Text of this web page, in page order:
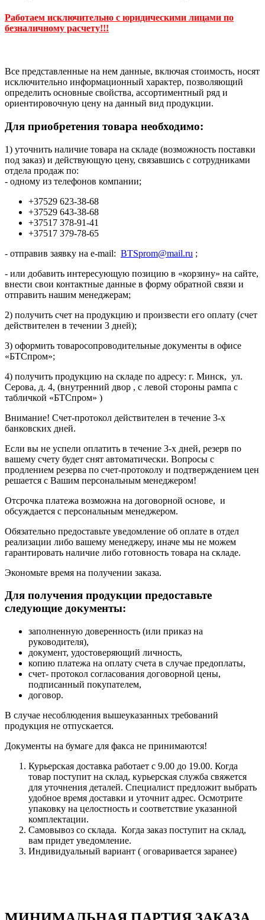
Работаем исключительно с юридическими лицами по
безналичному расчету!!!
Все представленные на нем данные, включая стоимость, носят
исключительно информационный характер, позволяющий
определить основные свойства, ассортиментный ряд и
ориентировочную цену на данный вид продукции.
Для приобретения товара необходимо:
1) уточнить наличие товара на складе (возможность поставки
под заказ) и действующую цену, связавшись с сотрудниками
отдела продаж по:
- одному из телефонов компании;
+37529 623-38-68
+37529 643-38-68
+37517 378-91-41
+37517 379-78-65
- отправив заявку на e-mail: BTSprom@mail.ru ;
- или добавить интересующую позицию в «корзину» на сайте,
внести свои контактные данные в форму обратной связи и
отправить нашим менеджерам;
2) получить счет на продукцию и произвести его оплату (счет
действителен в течении 3 дней);
3) оформить товаросопроводительные документы в офисе
«БТСпром»;
4) получить продукцию на складе по адресу: г. Минск, ул.
Серова, д. 4, (внутренний двор , с левой стороны рампа с
табличкой «БТСпром» )
Внимание! Счет-протокол действителен в течение 3-х
банковских дней.
Если вы не успели оплатить в течение 3-х дней, резерв по
вашему счету будет снят автоматически. Вопросы с
продлением резерва по счет-протоколу и подтверждением цен
решается с Вашим персональным менеджером!
Отсрочка платежа возможна на договорной основе, и
обсуждается с персональным менеджером.
Обязательно предоставьте уведомление об оплате в отдел
реализации либо вашему менеджеру, иначе мы не можем
гарантировать наличие либо готовность товара на складе.
Экономьте время на получении заказа.
Для получения продукции предоставьте
следующие документы:
заполненную доверенность (или приказ на
руководителя),
документ, удостоверяющий личность,
копию платежа на оплату счета в случае предоплаты,
счет- протокол согласования договорной цены,
подписанный покупателем,
договор.
В случае несоблюдения вышеуказанных требований
продукция не отпускается.
Документы на бумаге для факса не принимаются!
Курьерская доставка работает с 9.00 до 19.00. Когда
товар поступит на склад, курьерская служба свяжется
для уточнения деталей. Специалист предложит выбрать
удобное время доставки и уточнит адрес. Осмотрите
упаковку на целостность и соответствие указанной
комплектации.
Самовывоз со склада. Когда заказ поступит на склад,
вам придет уведомление.
Индивидуальный вариант ( оговаривается заранее)